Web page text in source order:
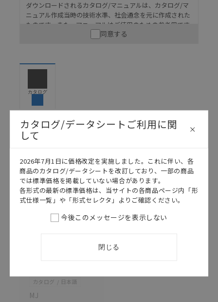
ダウンロードされるカタログ/マニュアルは、カタログ/マ
ニュアル作成当時の技術水準、社会通念を元に作成された
ものです。また、マニュアルはご使用のための参考用です
ので、ご使用にあたっての安全性については十分にご配慮
うな用途に使用される場合には、システム全体として
保できるよう設計されていること、および本製品が全
ていることを、必ず事前に確認してください。
カタログ/マニュアルに記載されているアプリケーショ
ン事例は参考用ですので、ご採用に際しては機器・装
のもそのまま記載しています。・誤字、脱字が含まれ
ている可能性がありますがご容赦ください。
記載されているサービス内容や連絡先等は作成当時の
ものであり、変更・改定させていただいている可能性
え、ご用命下さいますようお願いいたします。
同意する
カタログ
カタログ 日本語
MJ
カタログ/データシートご利用に関
して
2026年7月1日に価格改定を実施しました。これに伴い、各
商品のカタログ/データシートを改訂しており、一部の商品
では標準価格を掲載していない場合があります。
各形式の最新の標準価格は、当サイトの各商品ページ内「形
式仕様一覧」や「形式セレクタ」よりご確認ください。
今後このメッセージを表示しない
閉じる